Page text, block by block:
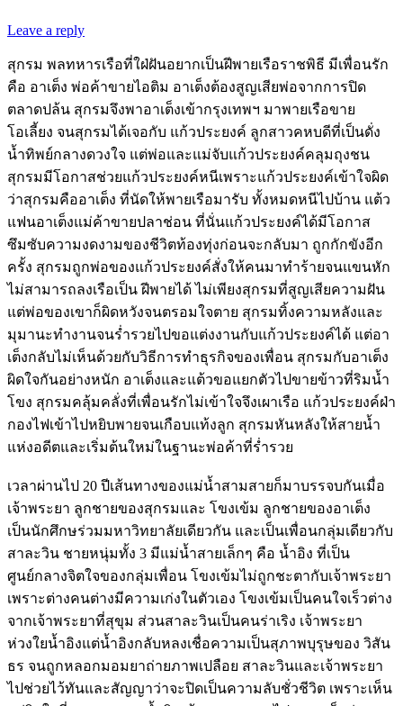
Leave a reply
สุกรม พลทหารเรือที่ใฝ่ฝันอยากเป็นฝีพายเรือราชพิธี มีเพื่อนรัก
คือ อาเต็ง พ่อค้าขายไอติม อาเต็งต้องสูญเสียพ่อจากการปิด
ตลาดปล้น สุกรมจึงพาอาเต็งเข้ากรุงเทพฯ มาพายเรือขาย
โอเลี้ยง จนสุกรมได้เจอกับ แก้วประยงค์ ลูกสาวคหบดีที่เป็นดั่ง
น้ำทิพย์กลางดวงใจ แต่พ่อและแม่จับแก้วประยงค์คลุมถุงชน
สุกรมมีโอกาสช่วยแก้วประยงค์หนีเพราะแก้วประยงค์เข้าใจผิด
ว่าสุกรมคืออาเต็ง ที่นัดให้พายเรือมารับ ทั้งหมดหนีไปบ้าน แต้ว
แฟนอาเต็งแม่ค้าขายปลาช่อน ที่นั่นแก้วประยงค์ได้มีโอกาส
ซึมซับความงดงามของชีวิตท้องทุ่งก่อนจะกลับมา ถูกกักขังอีก
ครั้ง สุกรมถูกพ่อของแก้วประยงค์สั่งให้คนมาทำร้ายจนแขนหัก
ไม่สามารถลงเรือเป็น ฝีพายได้ ไม่เพียงสุกรมที่สูญเสียความฝัน
แต่พ่อของเขาก็ผิดหวังจนตรอมใจตาย สุกรมทิ้งความหลังและ
มุมานะทำงานจนร่ำรวยไปขอแต่งงานกับแก้วประยงค์ได้ แต่อา
เต็งกลับไม่เห็นด้วยกับวิธีการทำธุรกิจของเพื่อน สุกรมกับอาเต็ง
ผิดใจกันอย่างหนัก อาเต็งและแต้วขอแยกตัวไปขายข้าวที่ริมน้ำ
โขง สุกรมคลุ้มคลั่งที่เพื่อนรักไม่เข้าใจจึงเผาเรือ แก้วประยงค์ฝ่า
กองไฟเข้าไปหยิบพายจนเกือบแท้งลูก สุกรมหันหลังให้สายน้ำ
แห่งอดีตและเริ่มต้นใหม่ในฐานะพ่อค้าที่ร่ำรวย
เวลาผ่านไป 20 ปีเส้นทางของแม่น้ำสามสายก็มาบรรจบกันเมื่อ
เจ้าพระยา ลูกชายของสุกรมและ โขงเข้ม ลูกชายของอาเต็ง
เป็นนักศึกษร่วมมหาวิทยาลัยเดียวกัน และเป็นเพื่อนกลุ่มเดียวกับ
สาละวิน ชายหนุ่มทั้ง 3 มีแม่น้ำสายเล็กๆ คือ น้ำอิง ที่เป็น
ศูนย์กลางจิตใจของกลุ่มเพื่อน โขงเข้มไม่ถูกชะตากับเจ้าพระยา
เพราะต่างคนต่างมีความเก่งในตัวเอง โขงเข้มเป็นคนใจเร็วต่าง
จากเจ้าพระยาที่สุขุม ส่วนสาละวินเป็นคนร่าเริง เจ้าพระยา
ห่วงใยน้ำอิงแต่น้ำอิงกลับหลงเชื่อความเป็นสุภาพบุรุษของ วิสัน
ธร จนถูกหลอกมอมยาถ่ายภาพเปลือย สาละวินและเจ้าพระยา
ไปช่วยไว้ทันและสัญญาว่าจะปิดเป็นความลับชั่วชีวิต เพราะเห็น